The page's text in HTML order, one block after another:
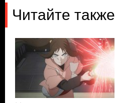
Читайте также